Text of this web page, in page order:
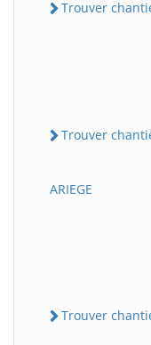
Trouver
Trouver
ARIEGE
Trouver